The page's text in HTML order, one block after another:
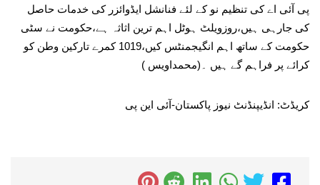
پی آئی اے کی تنظیم نو کے لئے فنانشل ایڈوائزر کی خدمات حاصل
کی جارہی ہیں،روزویلٹ ہوٹل اہم ترین اثاثہ ہے،حکومت نے سٹی
حکومت کے ساتھ اہم انگیجمنٹس کیں،1019 کمرے تارکین وطن کو
کرائے پر فراہم گے ہیں ۔(محمداویس )
کریڈٹ: انڈیپنڈنٹ نیوز پاکستان-آئی این پی